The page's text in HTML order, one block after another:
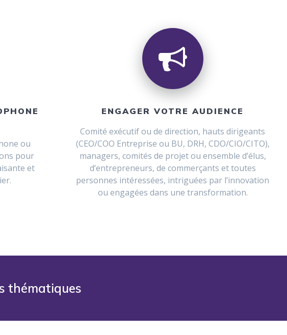
ou
pour
et
ENGAGER VOTRE AUDIENCE
Comité exécutif ou de direction, hauts dirigeants
(CEO/COO Entreprise ou BU, DRH, CDO/CIO/CITO),
managers, comités de projet ou ensemble d’élus,
d’entrepreneurs, de commerçants et toutes
personnes intéressées, intriguées par l’innovation
ou engagées dans une transformation.
thématiques